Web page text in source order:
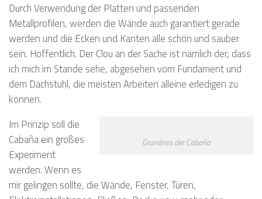
Durch Verwendung der Platten und passenden
Metallprofilen, werden die Wände auch garantiert gerade
werden und die Ecken und Kanten alle schön und sauber
sein. Hoffentlich. Der Clou an der Sache ist nämlich der, dass
ich mich im Stande sehe, abgesehen vom Fundament und
dem Dachstuhl, die meisten Arbeiten alleine erledigen zu
können.
Grundriss der Cabaña
Im Prinzip soll die
Cabaña ein großes
Experiment
werden. Wenn es
mir gelingen sollte, die Wände, Fenster, Türen,